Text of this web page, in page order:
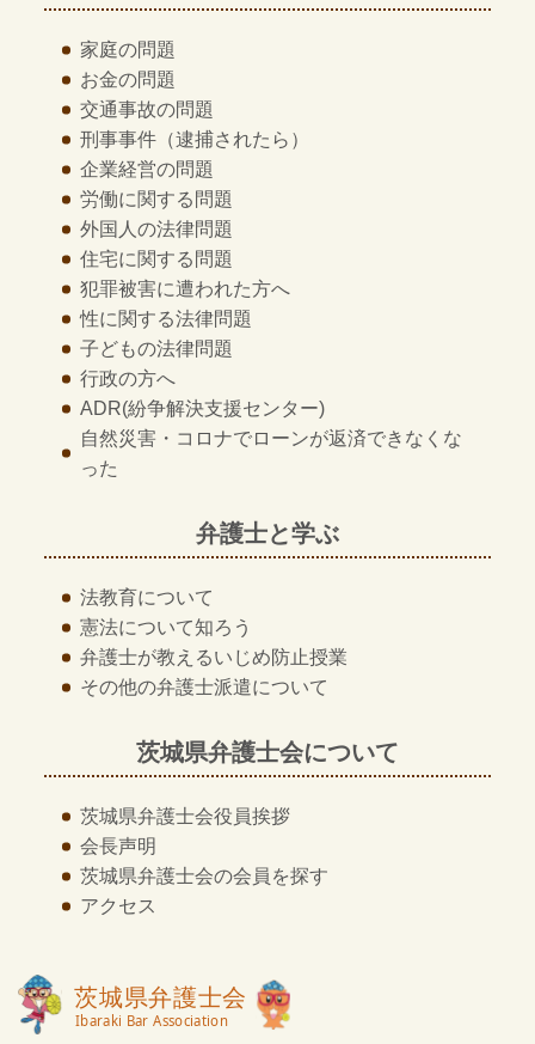
家庭の問題
お金の問題
交通事故の問題
刑事事件 （逮捕されたら）
企業経営の問題
労働に関する問題
外国人の法律問題
住宅に関する問題
犯罪被害に遭われた方へ
性に関する法律問題
子どもの法律問題
行政の方へ
ADR(紛争解決支援センター)
自然災害・コロナでローンが返済できなくな
った
弁護士と学ぶ
法教育について
憲法について知ろう
弁護士が教えるいじめ防止授業
その他の弁護士派遣について
茨城県弁護士会について
茨城県弁護士会役員挨拶
会長声明
茨城県弁護士会の会員を探す
アクセス